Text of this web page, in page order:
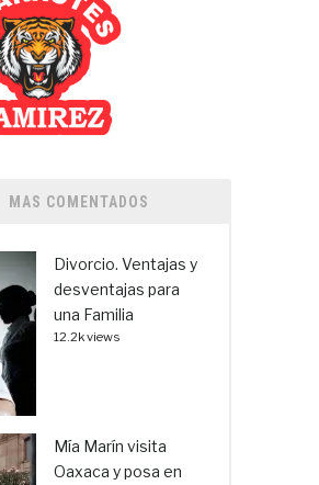
MAS COMENTADOS
Divorcio. Ventajas y
desventajas para
una Familia
12.2k views
Mía Marín visita
Oaxaca y posa en